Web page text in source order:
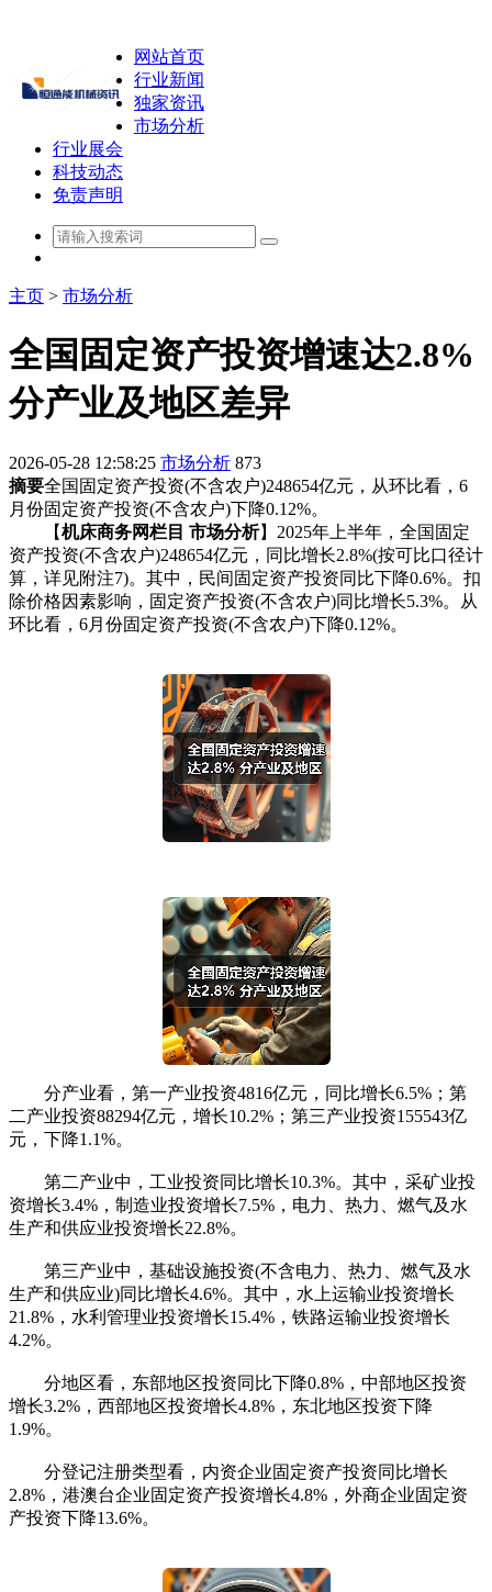
网站首页
行业新闻
独家资讯
市场分析
行业展会
科技动态
免责声明
主页 > 市场分析
全国固定资产投资增速达2.8%
分产业及地区差异
2026-05-28 12:58:25 市场分析 873
摘要全国固定资产投资(不含农户)248654亿元，从环比看，6
月份固定资产投资(不含农户)下降0.12%。
【机床商务网栏目 市场分析】2025年上半年，全国固定
资产投资(不含农户)248654亿元，同比增长2.8%(按可比口径计
算，详见附注7)。其中，民间固定资产投资同比下降0.6%。扣
除价格因素影响，固定资产投资(不含农户)同比增长5.3%。从
环比看，6月份固定资产投资(不含农户)下降0.12%。
分产业看，第一产业投资4816亿元，同比增长6.5%；第
二产业投资88294亿元，增长10.2%；第三产业投资155543亿
元，下降1.1%。
第二产业中，工业投资同比增长10.3%。其中，采矿业投
资增长3.4%，制造业投资增长7.5%，电力、热力、燃气及水
生产和供应业投资增长22.8%。
第三产业中，基础设施投资(不含电力、热力、燃气及水
生产和供应业)同比增长4.6%。其中，水上运输业投资增长
21.8%，水利管理业投资增长15.4%，铁路运输业投资增长
4.2%。
分地区看，东部地区投资同比下降0.8%，中部地区投资
增长3.2%，西部地区投资增长4.8%，东北地区投资下降
1.9%。
分登记注册类型看，内资企业固定资产投资同比增长
2.8%，港澳台企业固定资产投资增长4.8%，外商企业固定资
产投资下降13.6%。